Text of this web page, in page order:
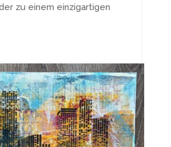
zu einem einzigartigen